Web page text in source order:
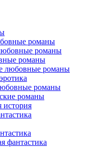
романы
романы
романы
любовные романы
романы
романы
история
фантастика